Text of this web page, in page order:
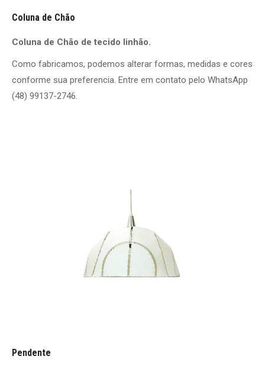
Coluna de Chão
Coluna de Chão de tecido linhão.
Como fabricamos, podemos alterar formas, medidas e cores
conforme sua preferencia. Entre em contato pelo WhatsApp
(48) 99137-2746.
Pendente